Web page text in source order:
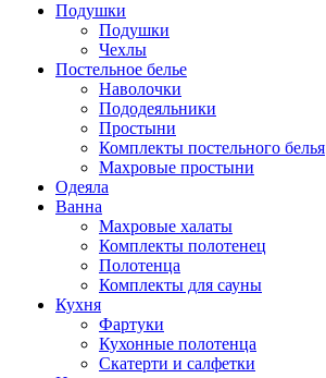
Подушки
Подушки
Чехлы
Постельное белье
Наволочки
Пододеяльники
Простыни
Комплекты постельного белья
Махровые простыни
Одеяла
Ванна
Махровые халаты
Комплекты полотенец
Полотенца
Комплекты для сауны
Кухня
Фартуки
Кухонные полотенца
Скатерти и салфетки